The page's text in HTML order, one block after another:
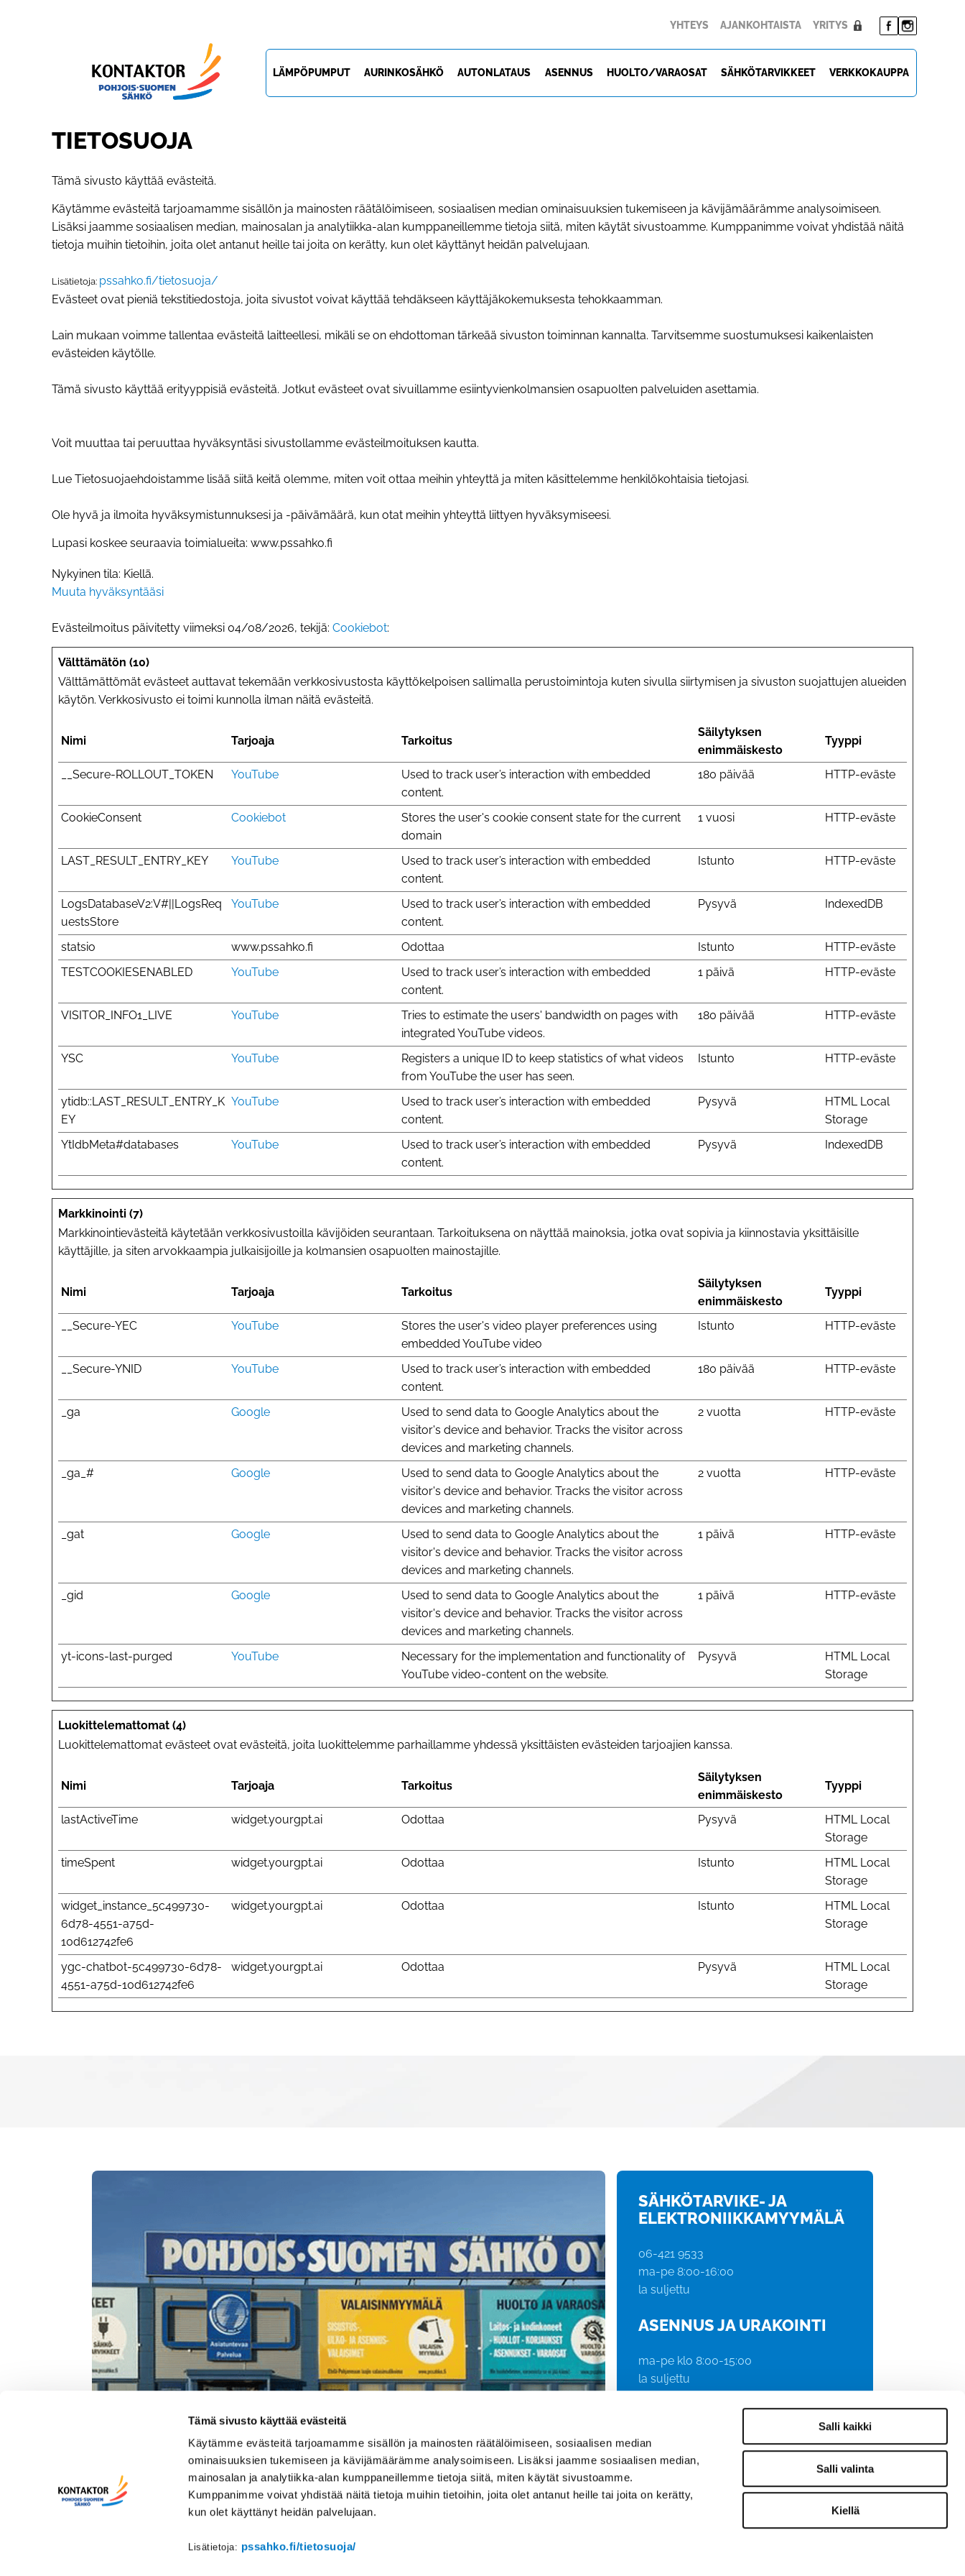
Tämä sivusto käyttää evästeitä
Käytämme evästeitä tarjoamamme sisällön ja mainosten räätälöimiseen, sosiaalisen median
ominaisuuksien tukemiseen ja kävijämäärämme analysoimiseen. Lisäksi jaamme sosiaalisen median,
mainosalan ja analytiikka-alan kumppaneillemme tietoja siitä, miten käytät sivustoamme.
Kumppanimme voivat yhdistää näitä tietoja muihin tietoihin, joita olet antanut heille tai joita on kerätty,
kun olet käyttänyt heidän palvelujaan.
Lisätietoja: pssahko.fi/tietosuoja/
Salli kaikki
Salli valinta
Kiellä
YHTEYS AJANKOHTAISTA YRITYS
LÄMPÖPUMPUT AURINKOSÄHKÖ AUTONLATAUS ASENNUS HUOLTO/VARAOSAT SÄHKÖTARVIKKEET VERKKOKAUPPA
TIETOSUOJA
Tämä sivusto käyttää evästeitä.
Käytämme evästeitä tarjoamamme sisällön ja mainosten räätälöimiseen, sosiaalisen median ominaisuuksien tukemiseen ja kävijämäärämme analysoimiseen.
Lisäksi jaamme sosiaalisen median, mainosalan ja analytiikka-alan kumppaneillemme tietoja siitä, miten käytät sivustoamme. Kumppanimme voivat yhdistää näitä
tietoja muihin tietoihin, joita olet antanut heille tai joita on kerätty, kun olet käyttänyt heidän palvelujaan.
Lisätietoja: pssahko.fi/tietosuoja/
Evästeet ovat pieniä tekstitiedostoja, joita sivustot voivat käyttää tehdäkseen käyttäjäkokemuksesta tehokkaamman.
Lain mukaan voimme tallentaa evästeitä laitteellesi, mikäli se on ehdottoman tärkeää sivuston toiminnan kannalta. Tarvitsemme suostumuksesi kaikenlaisten
evästeiden käytölle.
Tämä sivusto käyttää erityyppisiä evästeitä. Jotkut evästeet ovat sivuillamme esiintyvienkolmansien osapuolten palveluiden asettamia.
Voit muuttaa tai peruuttaa hyväksyntäsi sivustollamme evästeilmoituksen kautta.
Lue Tietosuojaehdoistamme lisää siitä keitä olemme, miten voit ottaa meihin yhteyttä ja miten käsittelemme henkilökohtaisia tietojasi.
Ole hyvä ja ilmoita hyväksymistunnuksesi ja -päivämäärä, kun otat meihin yhteyttä liittyen hyväksymiseesi.
Lupasi koskee seuraavia toimialueita: www.pssahko.fi
Nykyinen tila: Kiellä.
Muuta hyväksyntääsi
Evästeilmoitus päivitetty viimeksi 04/08/2026, tekijä: Cookiebot:
Välttämätön (10)
Välttämättömät evästeet auttavat tekemään verkkosivustosta käyttökelpoisen sallimalla perustoimintoja kuten sivulla siirtymisen ja sivuston suojattujen alueiden
käytön. Verkkosivusto ei toimi kunnolla ilman näitä evästeitä.
Nimi Tarjoaja Tarkoitus
Säilytyksen
enimmäiskesto
Tyyppi
__Secure-ROLLOUT_TOKEN YouTube
Used to track user’s interaction with embedded
content.
180 päivää HTTP-eväste
CookieConsent Cookiebot
Stores the user's cookie consent state for the current
domain
1 vuosi HTTP-eväste
LAST_RESULT_ENTRY_KEY YouTube
Used to track user’s interaction with embedded
content.
Istunto HTTP-eväste
LogsDatabaseV2:V#||LogsReq
uestsStore
YouTube
Used to track user’s interaction with embedded
content.
Pysyvä IndexedDB
statsio www.pssahko.fi Odottaa Istunto
HTTP-eväste
TESTCOOKIESENABLED
YouTube
Used to track user’s interaction with embedded
content.
1 päivä HTTP-eväste
VISITOR_INFO1_LIVE YouTube
Tries to estimate the users' bandwidth on pages with
integrated YouTube videos.
180 päivää HTTP-eväste
YSC YouTube
Registers a unique ID to keep statistics of what videos
from YouTube the user has seen.
Istunto HTTP-eväste
ytidb::LAST_RESULT_ENTRY_K
EY
YouTube
Used to track user’s interaction with embedded
content.
Pysyvä
HTML Local
Storage
YtIdbMeta#databases
YouTube
Used to track user’s interaction with embedded
content.
Pysyvä IndexedDB
Markkinointi (7)
Markkinointievästeitä käytetään verkkosivustoilla kävijöiden seurantaan. Tarkoituksena on näyttää mainoksia, jotka ovat sopivia ja kiinnostavia yksittäisille
käyttäjille, ja siten arvokkaampia julkaisijoille ja kolmansien osapuolten mainostajille.
Nimi Tarjoaja Tarkoitus
Säilytyksen
enimmäiskesto
Tyyppi
__Secure-YEC YouTube
Stores the user's video player preferences using
embedded YouTube video
Istunto HTTP-eväste
__Secure-YNID YouTube
Used to track user’s interaction with embedded
content.
180 päivää HTTP-eväste
_ga Google
Used to send data to Google Analytics about the
visitor's device and behavior. Tracks the visitor across
devices and marketing channels.
2 vuotta HTTP-eväste
_ga_# Google
Used to send data to Google Analytics about the
visitor's device and behavior. Tracks the visitor across
devices and marketing channels.
2 vuotta HTTP-eväste
_gat Google
Used to send data to Google Analytics about the
visitor's device and behavior. Tracks the visitor across
devices and marketing channels.
1 päivä HTTP-eväste
_gid Google
Used to send data to Google Analytics about the
visitor's device and behavior. Tracks the visitor across
devices and marketing channels.
1 päivä HTTP-eväste
yt-icons-last-purged YouTube
Necessary for the implementation and functionality of
YouTube video-content on the website.
Pysyvä
HTML Local
Storage
Luokittelemattomat (4)
Luokittelemattomat evästeet ovat evästeitä, joita luokittelemme parhaillamme yhdessä yksittäisten evästeiden tarjoajien kanssa.
Nimi Tarjoaja Tarkoitus
Säilytyksen
enimmäiskesto
Tyyppi
lastActiveTime widget.yourgpt.ai Odottaa Pysyvä
HTML Local
Storage
timeSpent
widget.yourgpt.ai Odottaa Istunto
HTML Local
Storage
widget_instance_5c499730-
6d78-4551-a75d-
10d612742fe6
widget.yourgpt.ai Odottaa Istunto
HTML Local
Storage
ygc-chatbot-5c499730-6d78-
4551-a75d-10d612742fe6
widget.yourgpt.ai Odottaa Pysyvä
HTML Local
Storage
Oy Kontaktor Ab / Pohjois-Suomen Sähkö
Kauppaneliö 12, 60120 Seinäjoki
OTA YHTEYTTÄ ›
SÄHKÖTARVIKE- JA
ELEKTRONIIKKAMYYMÄLÄ
06-421 9533
ma-pe 8:00-16:00
la suljettu
ASENNUS JA URAKOINTI
ma-pe klo 8:00-15:00
la suljettu
ma-pe 8:00-16:00
Puhelinajat: ma-pe klo 8-11 ja 12-14